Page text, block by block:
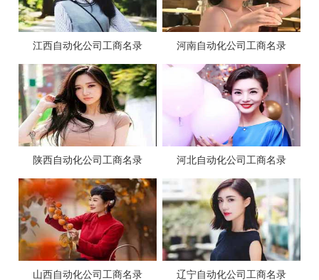
江西自动化公司工商名录 河南自动化公司工商名录
陕西自动化公司工商名录 河北自动化公司工商名录
山西自动化公司工商名录 辽宁自动化公司工商名录